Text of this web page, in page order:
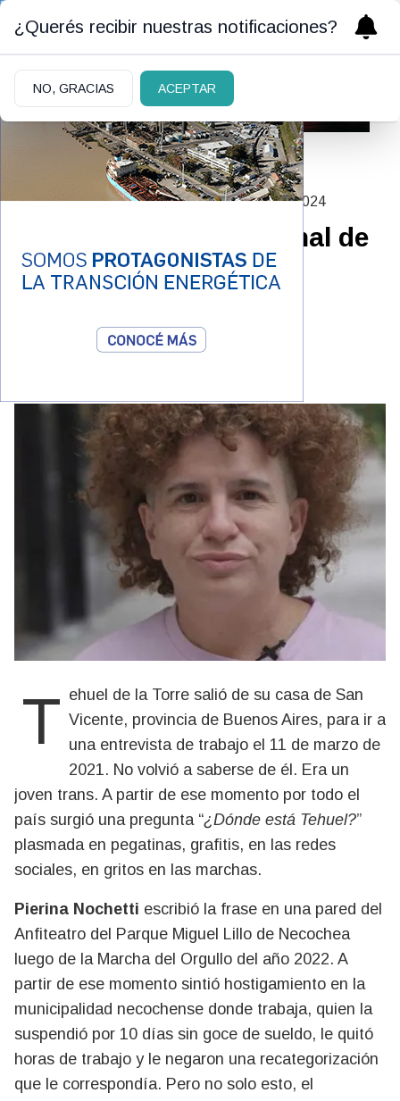
MUJERES QUE TRANSFORMAN | 09/12/2024
Pierina Nochetti y el final de
una causa absurda
Tehuel de la Torre salió de su casa de San Vicente, provincia de Buenos Aires, para ir a
una entrevista de trabajo el 11 de marzo de
2021. No volvió a saberse de él. Era un
joven trans. A partir de ese momento por todo el
país surgió una pregunta “¿Dónde está Tehuel?”
plasmada en pegatinas, grafitis, en las redes
sociales, en gritos en las marchas.
Pierina Nochetti escribió la frase en una pared del
Anfiteatro del Parque Miguel Lillo de Necochea
luego de la Marcha del Orgullo del año 2022. A
partir de ese momento sintió hostigamiento en la
municipalidad necochense donde trabaja, quien la
suspendió por 10 días sin goce de sueldo, le quitó
horas de trabajo y le negaron una recategorización
que le correspondía. Pero no solo esto, el
¿Querés recibir nuestras notificaciones?
NO, GRACIAS ACEPTAR